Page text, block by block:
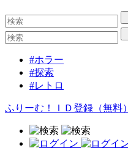
#ホラー
#探索
#レトロ
ふりーむ！ＩＤ登録（無料）